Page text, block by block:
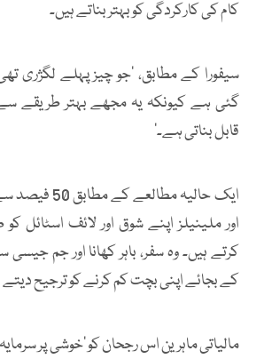
کام کی کارکردگی کو بہتر بناتے ہیں۔
سیفورا کے مطابق، ’جو چیز پہلے لگژری
گئی ہے کیونکہ یہ مجھے بہتر طریقے
قابل بناتی ہے۔‘
ایک حالیہ
اور ملینیلز اپنے شوق اور لائف اسٹائل
کرتے ہیں۔ وہ سفر، باہر کھانا اور جم
کے بجائے اپنی بچت کم کرنے کو ترجیح دیتے
مالیاتی ماہرین اس رجحان کو ’خوشی پر